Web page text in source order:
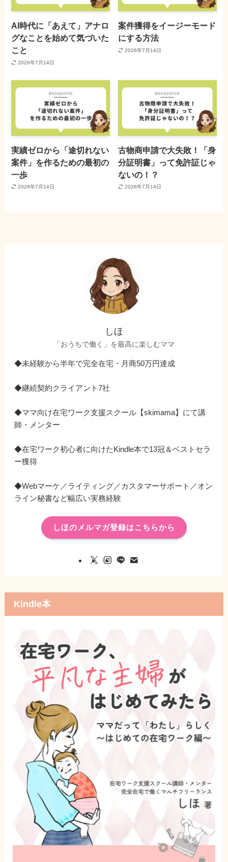
AI時代に「あえて」アナロ
グなことを始めて気づいた
こと
2026年7月14日
案件獲得をイージーモード
にする方法
2026年7月14日
実績ゼロから「途切れない
案件」を作るための最初の
一歩
2026年7月14日
古物商申請で大失敗！「身
分証明書」って免許証じゃ
ないの！？
2026年7月14日
しほ
「おうちで働く」を最高に楽しむママ
◆未経験から半年で完全在宅・月商50万円達成
◆継続契約クライアント7社
◆ママ向け在宅ワーク支援スクール【skimama】にて講
師・メンター
◆在宅ワーク初心者に向けたKindle本で13冠＆ベストセラ
ー獲得
◆Webマーケ／ライティング／カスタマーサポート／オン
ライン秘書など幅広い実務経験
しほのメルマガ登録はこちらから
Kindle本